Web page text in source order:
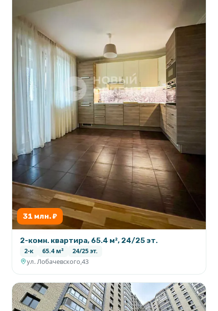
31 млн. ₽
2-комн. квартира, 65.4 м², 24/25 эт.
2-к 65.4 м² 24/25 эт.
ул. Лобачевского,43